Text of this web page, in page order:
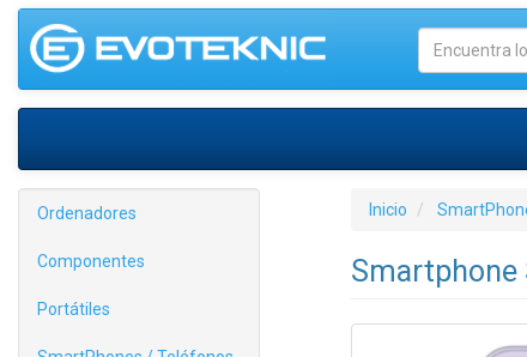
Ordenadores
Componentes
Portátiles
Inicio
Smartphone